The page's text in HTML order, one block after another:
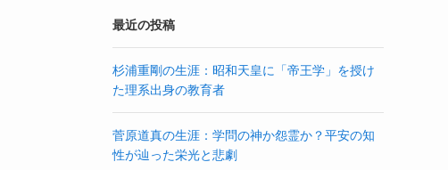
最近の投稿
杉浦重剛の生涯：昭和天皇に「帝王学」を授け
た理系出身の教育者
菅原道真の生涯：学問の神か怨霊か？平安の知
性が辿った栄光と悲劇